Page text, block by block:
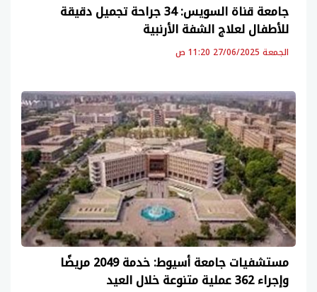
جامعة قناة السويس: 34 جراحة تجميل دقيقة
للأطفال لعلاج الشفة الأرنبية
الجمعة 27/06/2025 11:20 ص
مستشفيات جامعة أسيوط: خدمة 2049 مريضًا
وإجراء 362 عملية متنوعة خلال العيد